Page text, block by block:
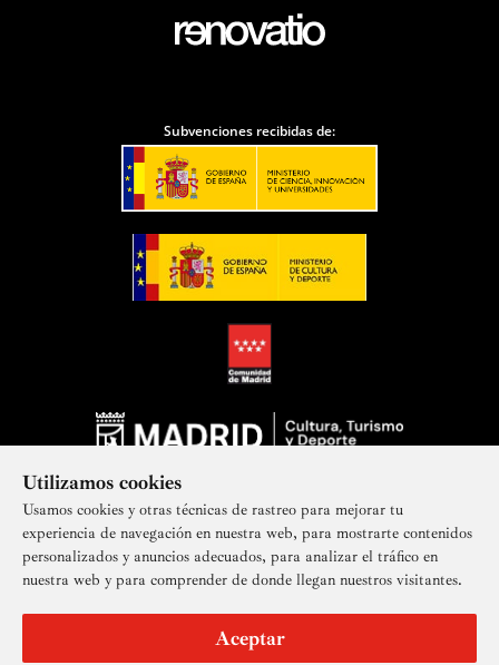
Utilizamos cookies
Usamos cookies y otras técnicas de rastreo para mejorar tu
experiencia de navegación en nuestra web, para mostrarte contenidos
personalizados y anuncios adecuados, para analizar el tráfico en
nuestra web y para comprender de donde llegan nuestros visitantes.
Aceptar
Subvenciones recibidas de:
Suscríbete a nuestra newsletter